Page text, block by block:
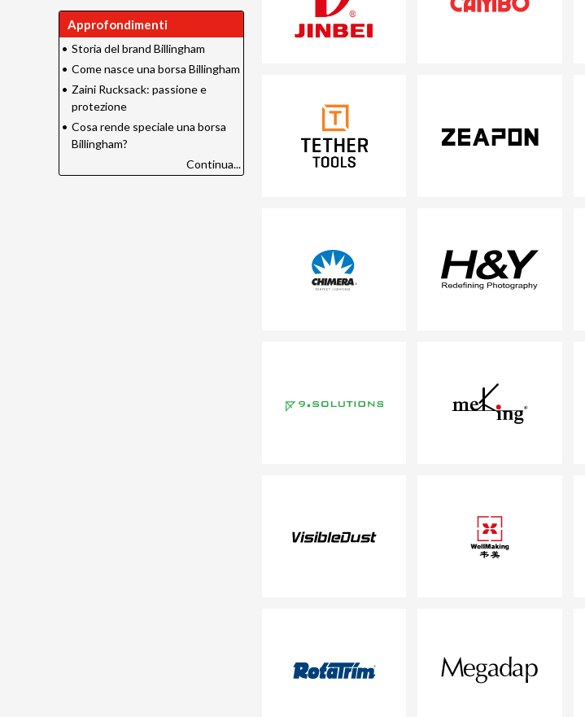
Approfondimenti
• Storia del brand Billingham
• Come nasce una borsa Billingham
• Zaini Rucksack: passione e
protezione
• Cosa rende speciale una borsa
Billingham?
Continua...